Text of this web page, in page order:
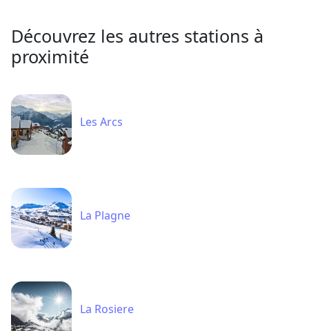
Découvrez les autres stations à
proximité
Les Arcs
La Plagne
La Rosiere